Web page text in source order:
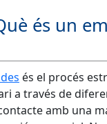
és un
és el procés
a través de
amb una